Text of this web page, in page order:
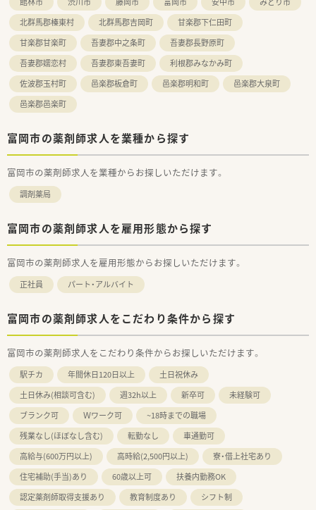
北群馬郡榛東村
北群馬郡吉岡町
甘楽郡下仁田町
甘楽郡甘楽町
吾妻郡中之条町
吾妻郡長野原町
吾妻郡嬬恋村
吾妻郡東吾妻町
利根郡みなかみ町
佐波郡玉村町
邑楽郡板倉町 邑楽郡明和町
邑楽郡大泉町
邑楽郡邑楽町
富岡市の薬剤師求人を業種から探す
富岡市の薬剤師求人を業種からお探しいただけます。
調剤薬局
富岡市の薬剤師求人を雇用形態から探す
富岡市の薬剤師求人を雇用形態からお探しいただけます。
正社員 パート・アルバイト
富岡市の薬剤師求人をこだわり条件から探す
富岡市の薬剤師求人をこだわり条件からお探しいただけます。
駅チカ 年間休日120日以上
土日祝休み
土日休み(相談可含む)
週32h以上 新卒可
未経験可
ブランク可
Ｗワーク可
~18時までの職場
残業なし(ほぼなし含む)
転勤なし
車通勤可
高給与(600万円以上)
高時給(2,500円以上)
寮・借上社宅あり
住宅補助(手当)あり
60歳以上可
扶養内勤務OK
認定薬剤師取得支援あり
教育制度あり
シフト制